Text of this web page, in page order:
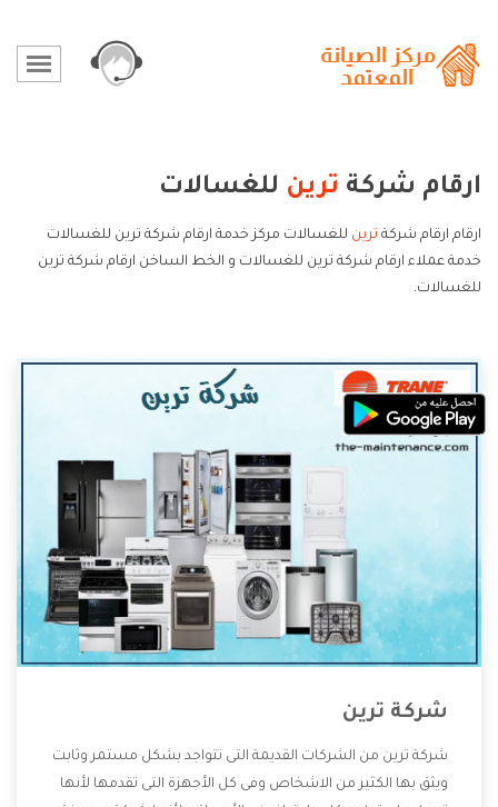
ارقام شركة ترين للغسالات
ارقام ارقام شركة ترين للغسالات مركز خدمة ارقام شركة ترين للغسالات
خدمة عملاء ارقام شركة ترين للغسالات و الخط الساخن ارقام شركة ترين
للغسالات.
شركة ترين
شركة ترين من الشركات القديمة التى تتواجد بشكل مستمر وثابت
ويثق بها الكثير من الاشخاص وفى كل الأجهزة التى تقدمها لأنها